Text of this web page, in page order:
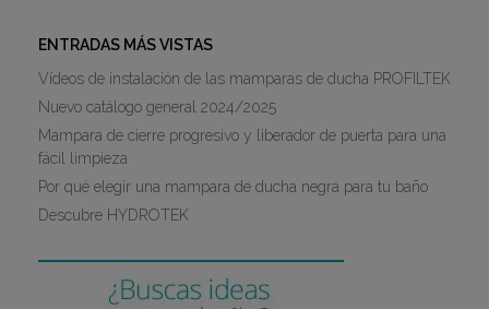
ENTRADAS MÁS VISTAS
Vídeos de instalación de las mamparas de ducha PROFILTEK
Nuevo catálogo general 2024/2025
Mampara de cierre progresivo y liberador de puerta para una
fácil limpieza
Por qué elegir una mampara de ducha negra para tu baño
Descubre HYDROTEK